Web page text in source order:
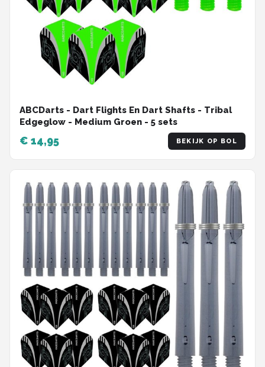
ABCDarts - Dart Flights En Dart Shafts - Tribal
Edgeglow - Medium Groen - 5 sets
€ 14,95 BEKIJK OP BOL